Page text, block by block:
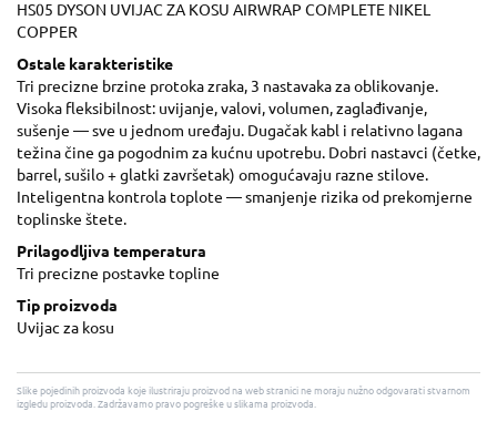
HS05 DYSON UVIJAC ZA KOSU AIRWRAP COMPLETE NIKEL
COPPER
Ostale karakteristike
Tri precizne brzine protoka zraka, 3 nastavaka za oblikovanje.
Visoka fleksibilnost: uvijanje, valovi, volumen, zaglađivanje,
sušenje — sve u jednom uređaju. Dugačak kabl i relativno lagana
težina čine ga pogodnim za kućnu upotrebu. Dobri nastavci (četke,
barrel, sušilo + glatki završetak) omogućavaju razne stilove.
Inteligentna kontrola toplote — smanjenje rizika od prekomjerne
toplinske štete.
Prilagodljiva temperatura
Tri precizne postavke topline
Tip proizvoda
Uvijac za kosu
Slike pojedinih proizvoda koje ilustriraju proizvod na web stranici ne moraju nužno odgovarati stvarnom
izgledu proizvoda. Zadržavamo pravo pogreške u slikama proizvoda.